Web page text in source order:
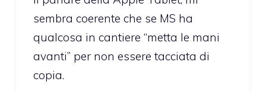
sembra coerente che se MS ha
qualcosa in cantiere “metta le mani
avanti” per non essere tacciata di
copia.